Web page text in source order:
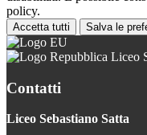
policy.
Accetta tutti Salva le
Liceo
Contatti
Liceo Sebastiano Satta